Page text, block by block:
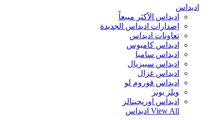
اديداس
اديداس الأكثر مبيعاً
إصدارات اديداس الجديدة
تعاونات اديداس
اديداس كامبوس
اديداس سامبا
اديداس سبيزيال
اديداس غزال
اديداس فوروم لو
ويلز بونر
اديداس اوريجينالز
View All اديداس